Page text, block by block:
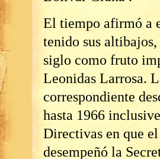
El tiempo afirmó a
tenido sus
siglo como fruto
Leonidas Larrosa.
correspondiente
hasta 1966
Directivas en que
desempeñó la